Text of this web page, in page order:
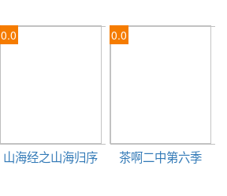
0.0
山海经之山海归序
0.0
茶啊二中第六季